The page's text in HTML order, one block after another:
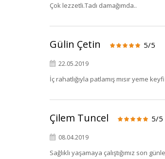
Çok lezzetli.Tadı damağımda..
Gülin Çetin 5/5
22.05.2019
İç rahatlığıyla patlamış mısır yeme keyfi
Çilem Tuncel 5/5
08.04.2019
Sağlıklı yaşamaya çalıştığımız son